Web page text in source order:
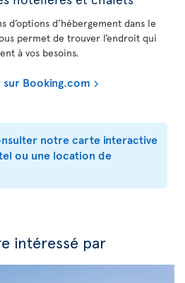
d’options d’hébergement dans le
permet de trouver l’endroit qui
à vos besoins.
sur Booking.com
notre carte interactive
ou une location de
intéressé par